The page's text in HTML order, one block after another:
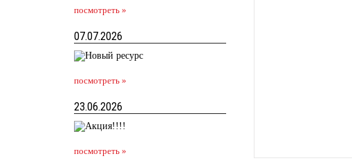
посмотреть »
07.07.2026
посмотреть »
23.06.2026
посмотреть »